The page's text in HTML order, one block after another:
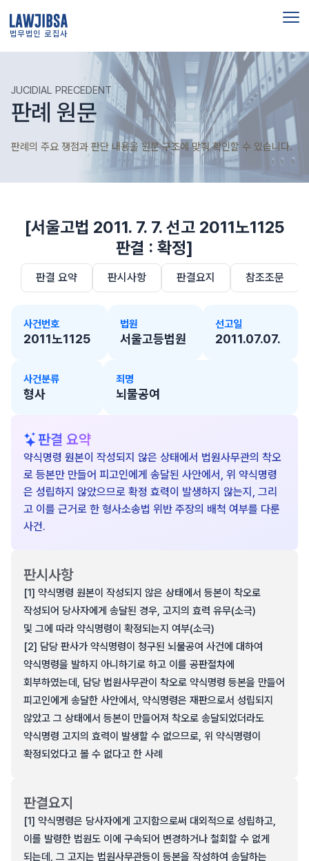
법무법인 로집사
JUCIDIAL PRECEDENT
판례 원문
판례의 주요 쟁점과 판단 내용을 원문 구조에 맞춰 확인할 수 있습니다.
[서울고법 2011. 7. 7. 선고 2011노1125
판결 : 확정]
판결 요약 판시사항 판결요지 참조조문
사건번호
2011노1125
법원
서울고등법원
선고일
2011.07.07.
사건분류
형사
죄명
뇌물공여
판결 요약
약식명령 원본이 작성되지 않은 상태에서 법원사무관의 착오
로 등본만 만들어 피고인에게 송달된 사안에서, 위 약식명령
은 성립하지 않았으므로 확정 효력이 발생하지 않는지, 그리
고 이를 근거로 한 형사소송법 위반 주장의 배척 여부를 다룬
사건.
판시사항
[1] 약식명령 원본이 작성되지 않은 상태에서 등본이 착오로
작성되어 당사자에게 송달된 경우, 고지의 효력 유무(소극)
및 그에 따라 약식명령이 확정되는지 여부(소극)
[2] 담당 판사가 약식명령이 청구된 뇌물공여 사건에 대하여
약식명령을 발하지 아니하기로 하고 이를 공판절차에
회부하였는데, 담당 법원사무관이 착오로 약식명령 등본을 만들어
피고인에게 송달한 사안에서, 약식명령은 재판으로서 성립되지
않았고 그 상태에서 등본이 만들어져 착오로 송달되었더라도
약식명령 고지의 효력이 발생할 수 없으므로, 위 약식명령이
확정되었다고 볼 수 없다고 한 사례
판결요지
[1] 약식명령은 당사자에게 고지함으로써 대외적으로 성립하고,
이를 발령한 법원도 이에 구속되어 변경하거나 철회할 수 없게
되는데, 그 고지는 법원사무관등이 등본을 작성하여 송달하는